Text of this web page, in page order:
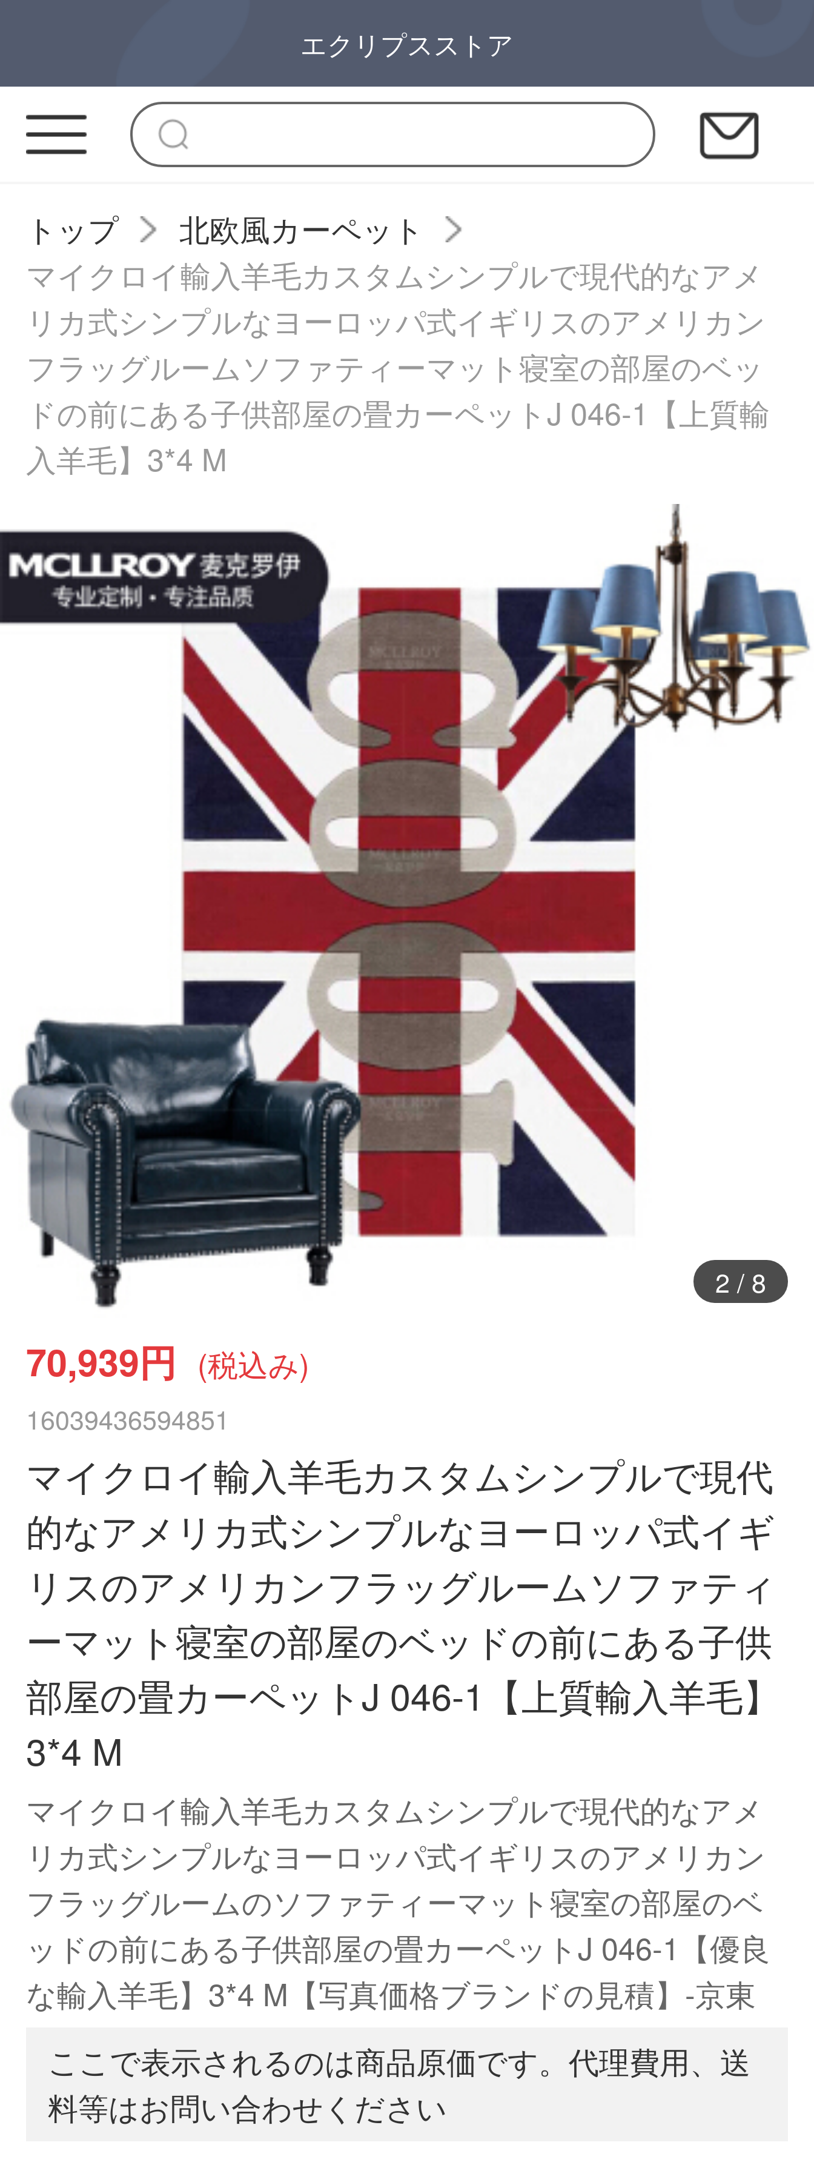
エクリプスストア
トップ
北欧風カーペット
マイクロイ輸入羊毛カスタムシンプルで現代的なアメ
リカ式シンプルなヨーロッパ式イギリスのアメリカン
フラッグルームソファティーマット寝室の部屋のベッ
ドの前にある子供部屋の畳カーペットJ 046-1【上質輸
入羊毛】3*4 M
3 / 8
70,939円 (税込み)
16039436594851
マイクロイ輸入羊毛カスタムシンプルで現代
的なアメリカ式シンプルなヨーロッパ式イギ
リスのアメリカンフラッグルームソファティ
ーマット寝室の部屋のベッドの前にある子供
部屋の畳カーペットJ 046-1【上質輸入羊毛】
3*4 M
マイクロイ輸入羊毛カスタムシンプルで現代的なアメ
リカ式シンプルなヨーロッパ式イギリスのアメリカン
フラッグルームのソファティーマット寝室の部屋のベ
ッドの前にある子供部屋の畳カーペットJ 046-1【優良
な輸入羊毛】3*4 M【写真価格ブランドの見積】-京東
ここで表示されるのは商品原価です。代理費用、送
料等はお問い合わせください